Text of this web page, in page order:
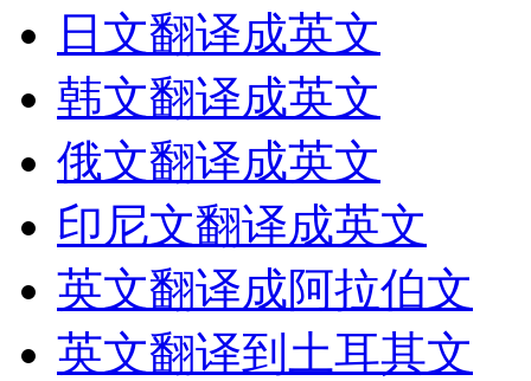
日文翻译成英文
韩文翻译成英文
俄文翻译成英文
印尼文翻译成英文
英文翻译成阿拉伯文
英文翻译到土耳其文